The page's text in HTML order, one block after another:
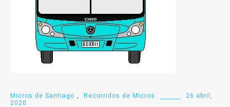
Micros de Santiago , Recorridos de Micros
26 abril,
2020